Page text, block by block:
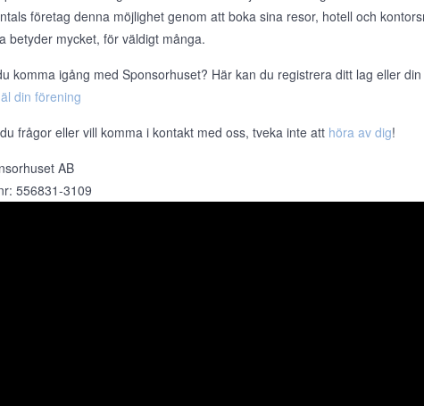
företag denna möjlighet genom att boka sina resor, hotell och
betyder mycket, för väldigt många.
komma igång med Sponsorhuset? Här kan du registrera ditt lag eller
din förening
frågor eller vill komma i kontakt med oss, tveka inte att höra av dig!
AB
556831-3109